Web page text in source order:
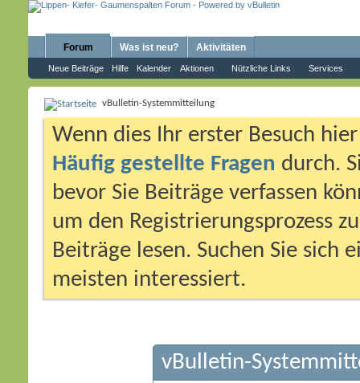
Forum
Neue Beiträge Hilfe Kalender Aktionen Nützliche Links Services
Was ist neu? Aktivitäten
vBulletin-Systemmitteilung
Wenn dies Ihr erster Besuch
Häufig gestellte Fragen durch.
bevor Sie Beiträge verfassen
um den Registrierungsprozess
Beiträge lesen. Suchen Sie sich
meisten interessiert.
vBulletin-